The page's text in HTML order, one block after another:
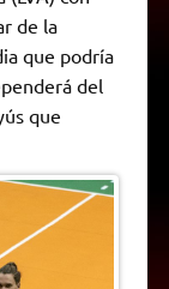
de la
que podría
del
que